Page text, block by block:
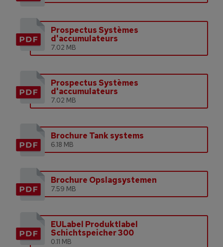
Prospectus Systèmes
d'accumulateurs
7.02 MB
Prospectus Systèmes
d'accumulateurs
7.02 MB
Brochure Tank systems
6.18 MB
Brochure Opslagsystemen
7.59 MB
EULabel Produktlabel
Schichtspeicher 300
0.11 MB